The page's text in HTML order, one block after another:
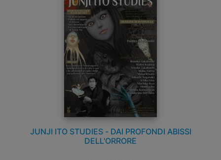
JUNJI ITO STUDIES - DAI PROFONDI ABISSI
DELL'ORRORE